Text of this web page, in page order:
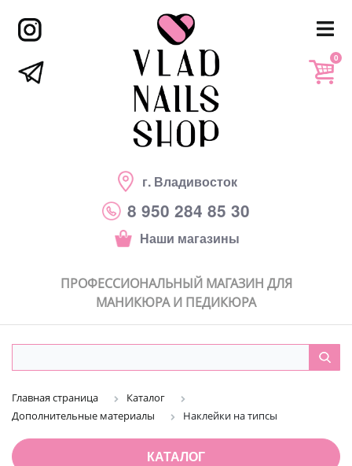
г. Владивосток
8 950 284 85 30
Наши магазины
0
ПРОФЕССИОНАЛЬНЫЙ МАГАЗИН ДЛЯ
МАНИКЮРА И ПЕДИКЮРА
Главная страница
Каталог
Дополнительные материалы
Наклейки на типсы
КАТАЛОГ